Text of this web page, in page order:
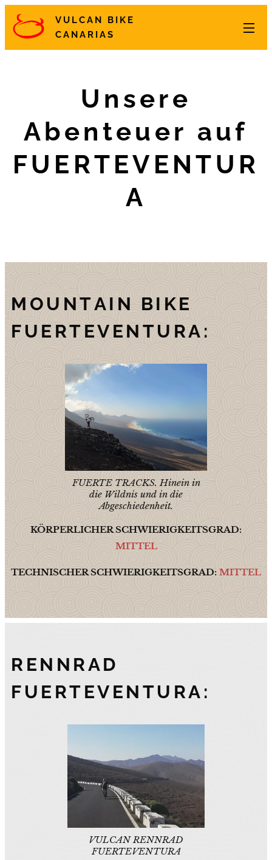
VULCAN BIKE
CANARIAS
Unsere
Abenteuer auf
FUERTEVENTUR
A
MOUNTAIN BIKE
FUERTEVENTURA:
FUERTE TRACKS. Hinein in
die Wildnis und in die
Abgeschiedenheit.
KÖRPERLICHER SCHWIERIGKEITSGRAD:
MITTEL
TECHNISCHER SCHWIERIGKEITSGRAD: MITTEL
RENNRAD
FUERTEVENTURA:
VULCAN RENNRAD
FUERTEVENTURA